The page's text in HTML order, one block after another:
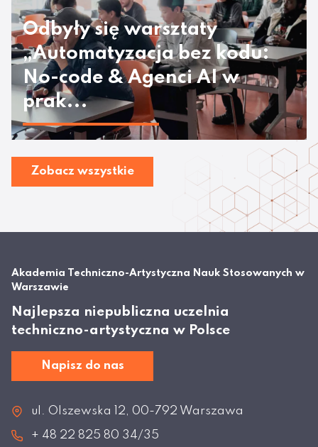
Odbyły się warsztaty
„Automatyzacja bez kodu:
No-code & Agenci AI w
prak...
Zobacz wszystkie
Akademia Techniczno-Artystyczna Nauk Stosowanych w
Warszawie
Najlepsza niepubliczna uczelnia
techniczno-artystyczna w Polsce
Napisz do nas
ul. Olszewska 12, 00-792 Warszawa
+ 48 22 825 80 34/35